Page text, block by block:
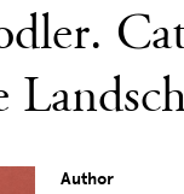
Author